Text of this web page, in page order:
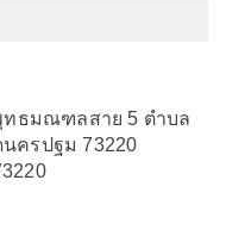
ทธมณฑลสาย 5 ตำบล
ครปฐม 73220